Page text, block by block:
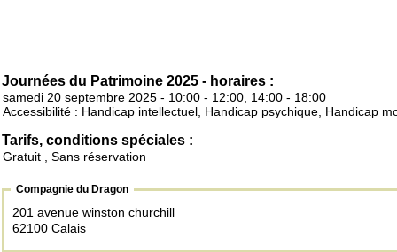
Journées du Patrimoine 2025 - horaires :
samedi 20 septembre 2025 - 10:00 - 12:00, 14:00 - 18:00
Accessibilité : Handicap intellectuel, Handicap psychique, Handicap
Tarifs, conditions spéciales :
Gratuit , Sans réservation
Compagnie du Dragon
201 avenue winston churchill
62100 Calais